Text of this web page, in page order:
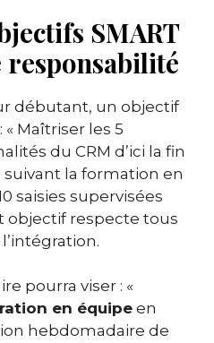
SMART
responsabilité
débutant, un objectif
« Maîtriser les 5
du CRM d’ici la fin
la formation en
saisies supervisées
objectif respecte tous
pourra viser : «
en équipe en
hebdomadaire de